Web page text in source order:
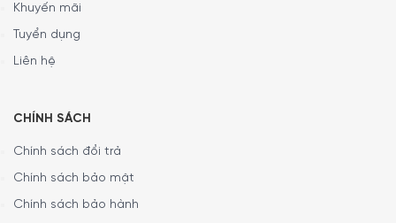
trì hoạt động bình thường, các bộ lọc phải được rửa mỗi
tháng một lần, bằng tay hoặc trong máy rửa bát.
Khuyến mãi
Tuyển dụng
Liên hệ
CHÍNH SÁCH
Chính sách đổi trả
Chính sách bảo mật
Chính sách bảo hành